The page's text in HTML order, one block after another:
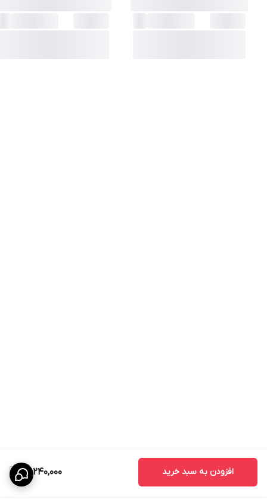
26,240,000 افزودن به سبد خرید